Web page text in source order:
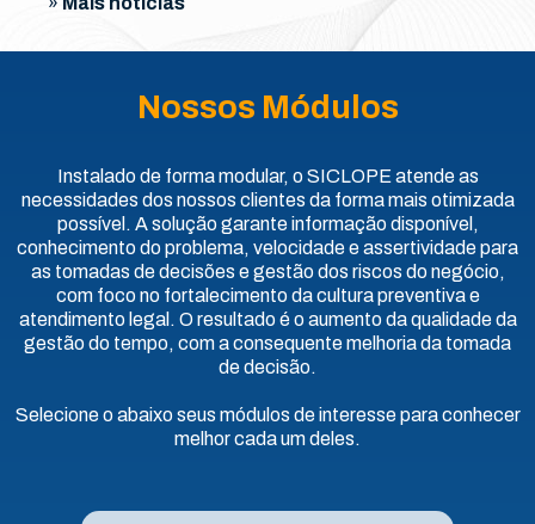
Nossos Módulos
Instalado de forma modular, o SICLOPE atende as
necessidades dos nossos clientes da forma mais otimizada
possível. A solução garante informação disponível,
conhecimento do problema, velocidade e assertividade para
as tomadas de decisões e gestão dos riscos do negócio,
com foco no fortalecimento da cultura preventiva e
atendimento legal. O resultado é o aumento da qualidade da
gestão do tempo, com a consequente melhoria da tomada
de decisão.
Selecione o abaixo seus módulos de interesse para conhecer
melhor cada um deles.